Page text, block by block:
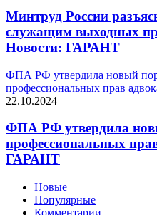
Минтруд России
служащим выходных
Новости: ГАРАНТ
ФПА РФ утвердила новый
профессиональных прав
22.10.2024
ФПА РФ утвердила
профессиональных
ГАРАНТ
Новые
Популярные
Комментарии